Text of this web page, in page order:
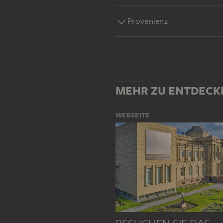
Provenienz
MEHR ZU
WEBSEITE